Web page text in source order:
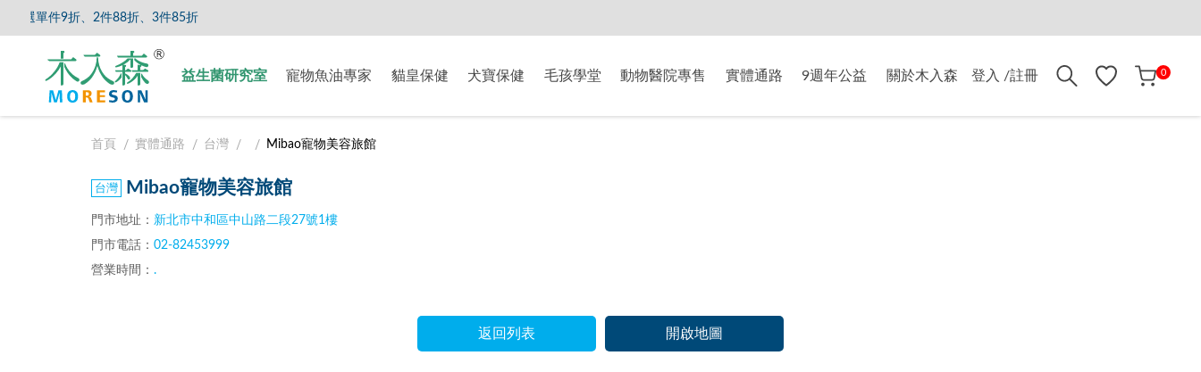
選單件9折、2件88折、3件85折
益生菌研究室 寵物魚油專家 貓皇保健 犬寶保健 毛孩學堂 動物醫院專售 實體通路 9週年公益 關於木入森 登入 /註冊 0
首頁 實體通路 台灣 Mibao寵物美容旅館
Mibao寵物美容旅館
門市地址： 新北市中和區中山路二段27號1樓
門市電話： 02-82453999
營業時間： .
返回列表 開啟地圖